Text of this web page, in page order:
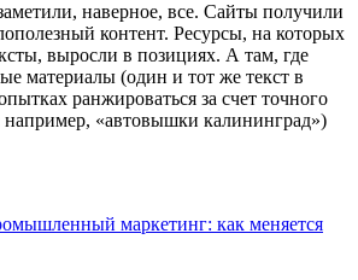
наверное, все. Сайты получили
контент. Ресурсы, на которых
выросли в позициях. А там, где
материалы (один и тот же текст в
ранжироваться за счет точного
«автовышки калининград»)
маркетинг: как меняется